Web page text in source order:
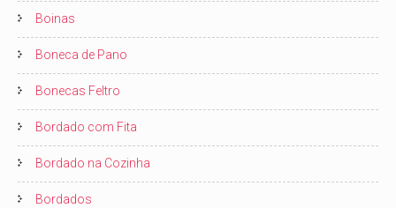
Boinas
Boneca de Pano
Bonecas Feltro
Bordado com Fita
Bordado na Cozinha
Bordados